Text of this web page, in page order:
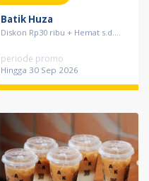
Batik Huza
Diskon Rp30 ribu + Hemat s.d....
periode promo
Hingga 30 Sep 2026